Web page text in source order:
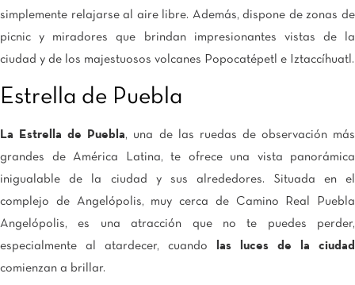
simplemente relajarse al aire libre. Además, dispone de zonas de
picnic y miradores que brindan impresionantes vistas de la
ciudad y de los majestuosos volcanes Popocatépetl e Iztaccíhuatl.
Estrella de Puebla
La Estrella de Puebla, una de las ruedas de observación más
grandes de América Latina, te ofrece una vista panorámica
inigualable de la ciudad y sus alrededores. Situada en el
complejo de Angelópolis, muy cerca de Camino Real Puebla
Angelópolis, es una atracción que no te puedes perder,
especialmente al atardecer, cuando
las luces de la ciudad
comienzan a brillar.